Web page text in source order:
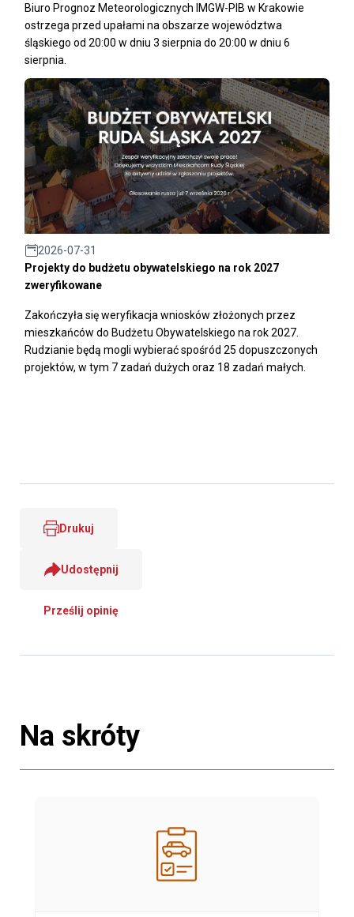
Biuro Prognoz Meteorologicznych IMGW-PIB w Krakowie
ostrzega przed upałami na obszarze województwa
śląskiego od 20:00 w dniu 3 sierpnia do 20:00 w dniu 6
sierpnia.
2026-07-31
Projekty do budżetu obywatelskiego na rok 2027
zweryfikowane
Zakończyła się weryfikacja wniosków złożonych przez
mieszkańców do Budżetu Obywatelskiego na rok 2027.
Rudzianie będą mogli wybierać spośród 25 dopuszczonych
projektów, w tym 7 zadań dużych oraz 18 zadań małych.
Drukuj
Udostępnij
Prześlij opinię
Na skróty